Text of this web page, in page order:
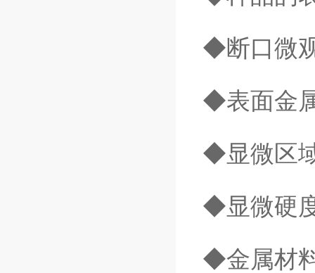
◆断口微
◆表面金
◆显微区
◆显微硬
◆金属材